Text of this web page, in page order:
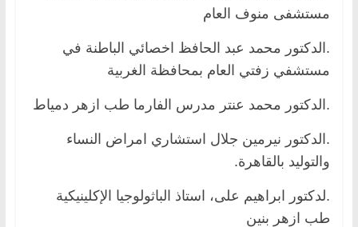
مستشفى منوف العام
.الدكتور محمد عبد الحافظ اخصائي الباطنة في
مستشفي زفتي العام بمحافظة الغربية
.الدكتور محمد عنتر مدرس الفارما طب ازهر دمياط
.الدكتور نيرمين جلال استشاري امراض النساء
والتوليد بالقاهرة.
.لدكتور ابراهيم على، استاذ الباثولوجيا الإكلينيكية
طب ازهر بنين